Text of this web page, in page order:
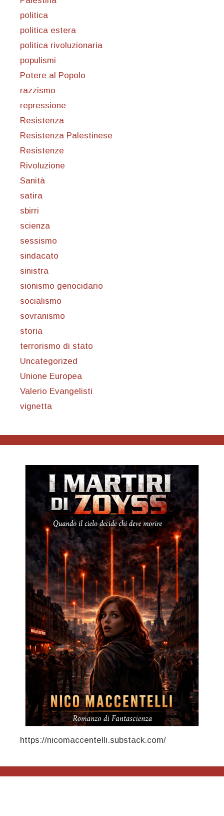
politica
politica estera
politica rivoluzionaria
populismi
Potere al Popolo
razzismo
repressione
Resistenza
Resistenza Palestinese
Resistenze
Rivoluzione
Sanità
satira
sbirri
scienza
sessismo
sindacato
sinistra
sionismo genocidario
socialismo
sovranismo
storia
terrorismo di stato
Uncategorized
Unione Europea
Valerio Evangelisti
vignetta
https://nicomaccentelli.substack.com/